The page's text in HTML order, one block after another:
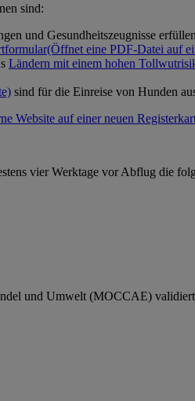
sind:
und Gesundheitszeugnisse
(Öffnet eine PDF-Datei auf
Ländern mit einem hohen
sind für die Einreise von Hunden
Website auf einer neuen
vier Werktage vor Abflug die
und Umwelt (MOCCAE)